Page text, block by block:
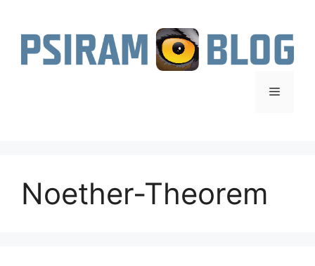
springen
Menü
Noether-Theorem